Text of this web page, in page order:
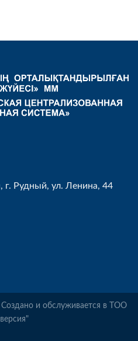
г. Рудный, ул. Ленина, 44
и обслуживается в ТОО